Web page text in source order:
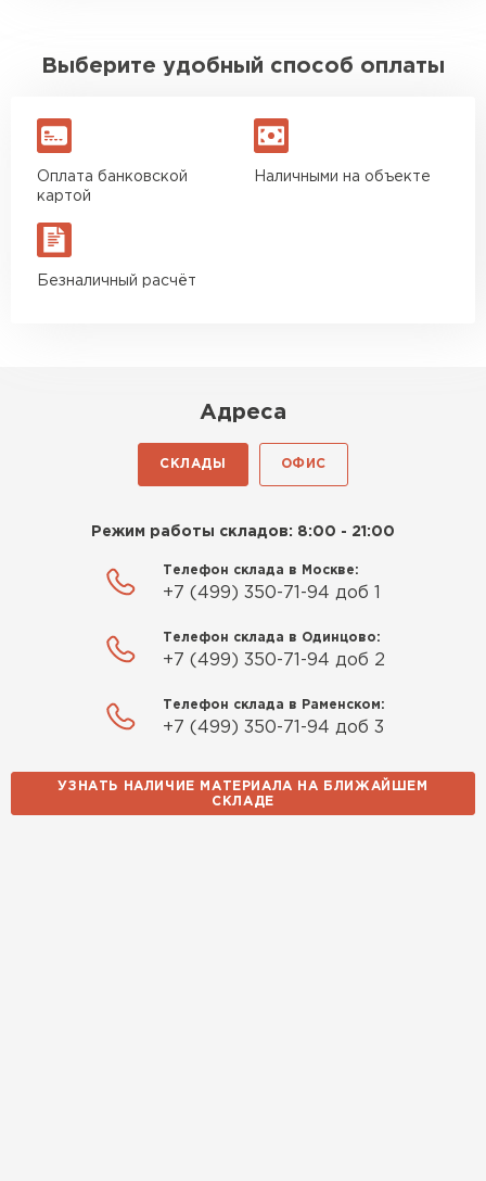
Выберите удобный способ оплаты
Оплата банковской
картой
Наличными на объекте
Безналичный расчёт
Адреса
СКЛАДЫ ОФИС
Режим работы складов: 8:00 - 21:00
Телефон склада в Москве:
+7 (499) 350-71-94 доб 1
Телефон склада в Одинцово:
+7 (499) 350-71-94 доб 2
Телефон склада в Раменском:
+7 (499) 350-71-94 доб 3
УЗНАТЬ НАЛИЧИЕ МАТЕРИАЛА НА БЛИЖАЙШЕМ
СКЛАДЕ